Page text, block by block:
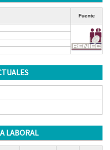
Fuente
LABORAL